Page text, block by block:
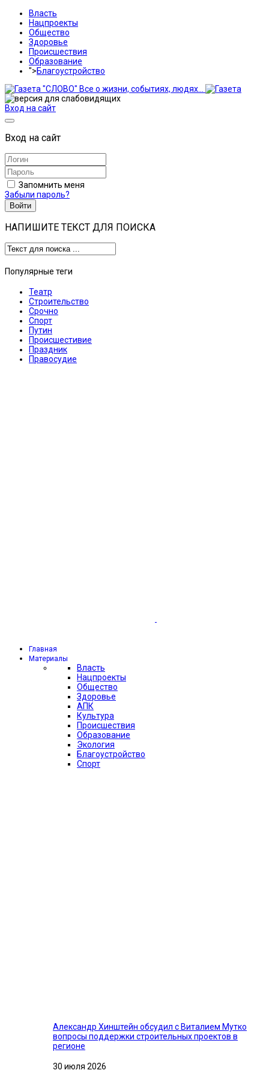
Власть
Нацпроекты
Общество
Здоровье
Происшествия
Образование
">Благоустройство
Вход на сайт
Вход на сайт
Запомнить меня
Забыли пароль?
Войти
НАПИШИТЕ ТЕКСТ ДЛЯ ПОИСКА
Популярные теги
Театр
Строительство
Срочно
Спорт
Путин
Происшестивие
Праздник
Правосудие
Главная
Материалы
Власть
Нацпроекты
Общество
Здоровье
АПК
Культура
Происшествия
Образование
Экология
Благоустройство
Спорт
Александр Хинштейн обсудил с Виталием Мутко
вопросы поддержки строительных проектов в
регионе
30 июля 2026